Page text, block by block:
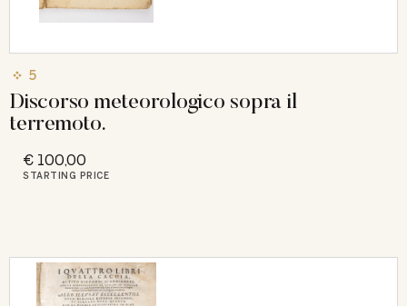
5
Discorso meteorologico sopra il
terremoto.
€ 100,00
STARTING PRICE